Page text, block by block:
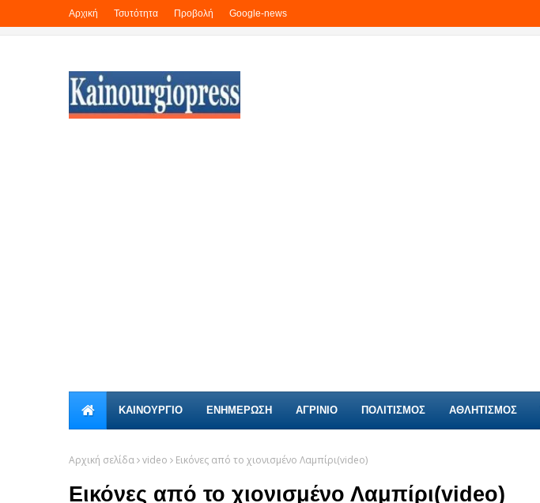
Αρχική Τσυτότητα Προβολή Google-news
ΚΑΙΝΟΎΡΓΙΟ ΕΝΗΜΕΡΩΣΗ ΑΓΡΙΝΙΟ ΠΟΛΙΤΙΣΜΟΣ ΑΘΛΗΤΙΣΜΟΣ
Αρχική σελίδα video Eικόνες από το χιονισμένο Λαμπίρι(video)
Eικόνες από το χιονισμένο Λαμπίρι(video)